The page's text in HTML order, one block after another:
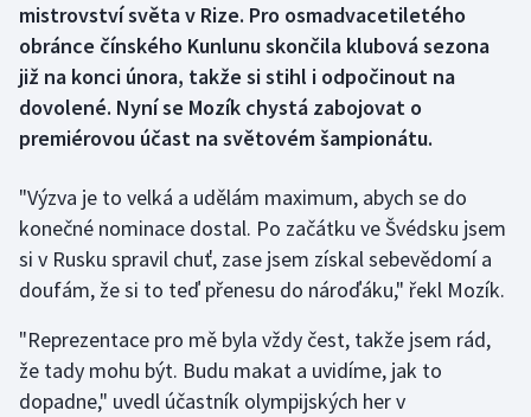
Curling
Dostihy
Futsal
Golf
Gymnastika
Házená
mistrovství světa v Rize. Pro osmadvacetiletého
obránce čínského Kunlunu skončila klubová sezona
již na konci února, takže si stihl i odpočinout na
dovolené. Nyní se Mozík chystá zabojovat o
premiérovou účast na světovém šampionátu.
"Výzva je to velká a udělám maximum, abych se do
konečné nominace dostal. Po začátku ve Švédsku jsem
si v Rusku spravil chuť, zase jsem získal sebevědomí a
doufám, že si to teď přenesu do nároďáku," řekl Mozík.
"Reprezentace pro mě byla vždy čest, takže jsem rád,
že tady mohu být. Budu makat a uvidíme, jak to
dopadne," uvedl účastník olympijských her v